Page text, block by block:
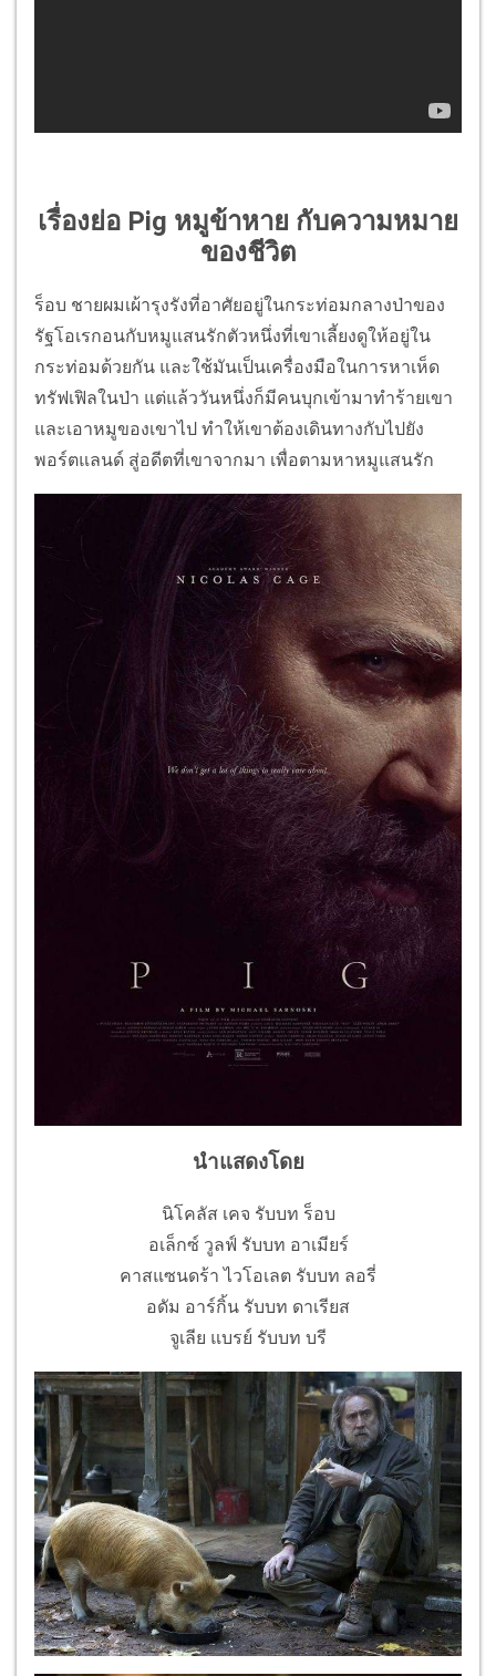
เรื่องย่อ Pig หมูข้าหาย กับความหมาย
ของชีวิต
ร็อบ ชายผมเผ้ารุงรังที่อาศัยอยู่ในกระท่อมกลางป่าของ
รัฐโอเรกอนกับหมูแสนรักตัวหนึ่งที่เขาเลี้ยงดูให้อยู่ใน
กระท่อมด้วยกัน และใช้มันเป็นเครื่องมือในการหาเห็ด
ทรัฟเฟิลในป่า แต่แล้ววันหนึ่งก็มีคนบุกเข้ามาทำร้ายเขา
และเอาหมูของเขาไป ทำให้เขาต้องเดินทางกับไปยัง
พอร์ตแลนด์ สู่อดีตที่เขาจากมา เพื่อตามหาหมูแสนรัก
นำแสดงโดย
นิโคลัส เคจ รับบท ร็อบ
อเล็กซ์ วูลฟ์ รับบท อาเมียร์
คาสแซนดร้า ไวโอเลต รับบท ลอรี่
อดัม อาร์กิ้น รับบท ดาเรียส
จูเลีย แบรย์ รับบท บรี